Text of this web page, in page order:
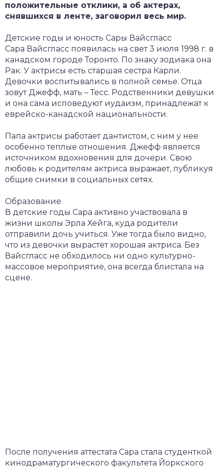
положительные отклики, а об актерах,
снявшихся в ленте, заговорил весь мир.
Детские годы и юность Сары Вайсгласс
Сара Вайсгласс появилась на свет 3 июля 1998 г. в
канадском городе Торонто. По знаку зодиака она
Рак. У актрисы есть старшая сестра Карли.
Девочки воспитывались в полной семье. Отца
зовут Джефф, мать – Тесс. Родственники девушки
и она сама исповедуют иудаизм, принадлежат к
еврейско-канадской национальности.
Папа актрисы работает дантистом, с ним у нее
особенно теплые отношения. Джефф является
источником вдохновения для дочери. Свою
любовь к родителям актриса выражает, публикуя
общие снимки в социальных сетях.
Образование
В детские годы Сара активно участвовала в
жизни школы Эрла Хейга, куда родители
отправили дочь учиться. Уже тогда было видно,
что из девочки вырастет хорошая актриса. Без
Вайсгласс не обходилось ни одно культурно-
массовое мероприятие, она всегда блистала на
сцене.
После получения аттестата Сара стала студенткой
кинодраматургического факультета Йоркского